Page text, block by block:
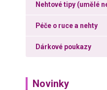
Nehtové tipy (umělé
Péče o ruce a nehty
Dárkové poukazy
Novinky